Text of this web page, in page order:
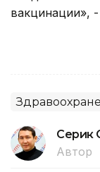
вакцинации»,
Серик
Автор